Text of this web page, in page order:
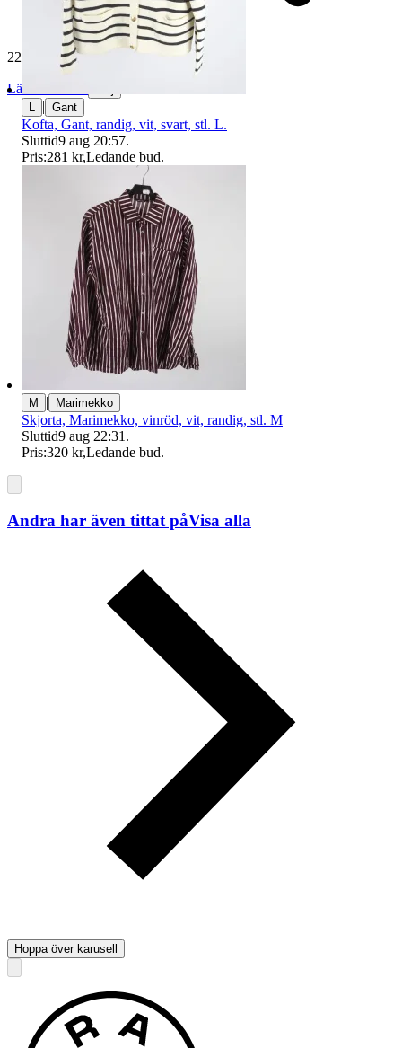
229 491 omdömen
Läs omdömen
| Gant
Kofta, Gant, randig, vit, svart, stl. L.
Sluttid9 aug 20:57.
Pris:281 kr,Ledande bud.
M | Marimekko
Skjorta, Marimekko, vinröd, vit, randig, stl. M
Sluttid9 aug 22:31 .
Pris:320 kr,Ledande bud.
Andra har även tittat påVisa alla
Hoppa över karusell